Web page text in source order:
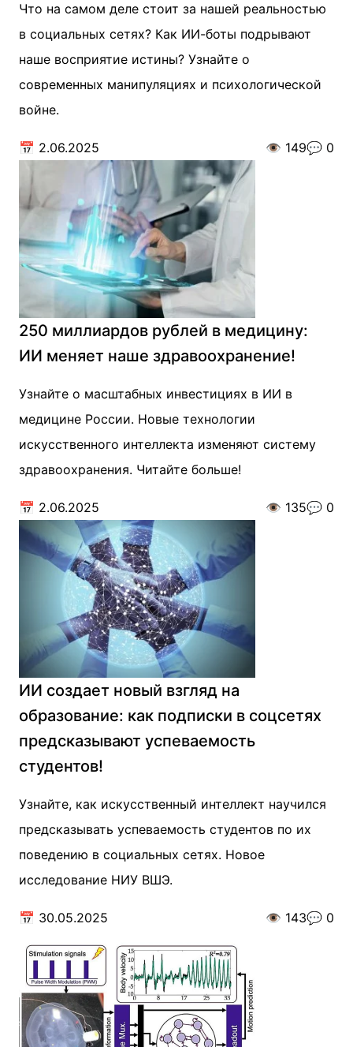
Что на самом деле стоит за нашей реальностью
в социальных сетях? Как ИИ-боты подрывают
наше восприятие истины? Узнайте о
современных манипуляциях и психологической
войне.
📅 2.06.2025 👁️ 149💬 0
250 миллиардов рублей в медицину:
ИИ меняет наше здравоохранение!
Узнайте о масштабных инвестициях в ИИ в
медицине России. Новые технологии
искусственного интеллекта изменяют систему
здравоохранения. Читайте больше!
📅 2.06.2025 👁️ 135💬 0
ИИ создает новый взгляд на
образование: как подписки в соцсетях
предсказывают успеваемость
студентов!
Узнайте, как искусственный интеллект научился
предсказывать успеваемость студентов по их
поведению в социальных сетях. Новое
исследование НИУ ВШЭ.
📅 30.05.2025 👁️ 143💬 0